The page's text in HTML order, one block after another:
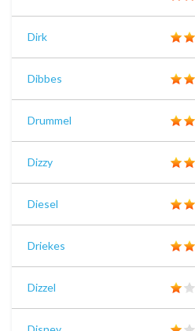
Dirk
Dibbes
Drummel
Dizzy
Diesel
Driekes
Dizzel